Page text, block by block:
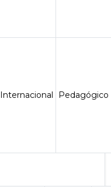
Internacional Pedagógico